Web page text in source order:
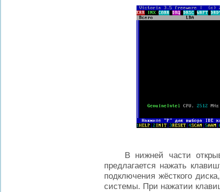
В нижней части
предлагается нажать
подключения жёсткого
системы. При нажатии